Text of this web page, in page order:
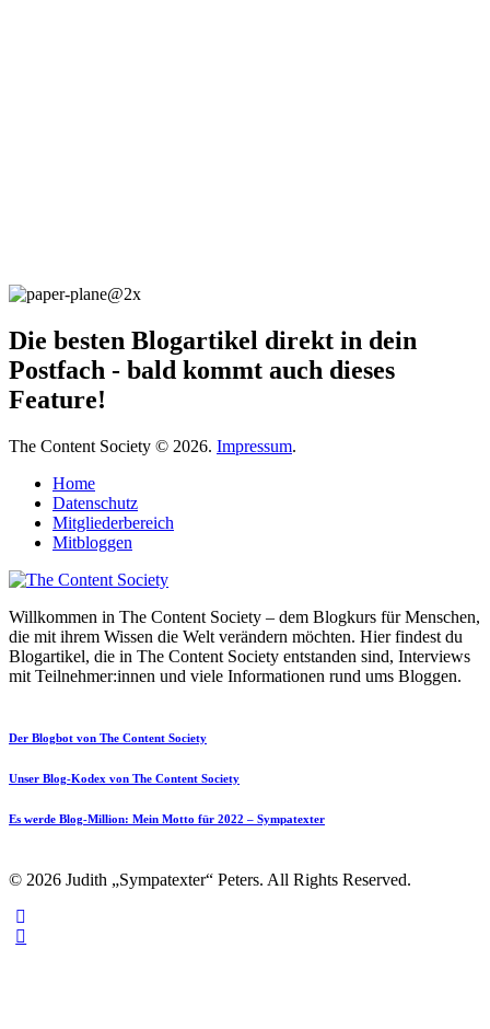
Die besten Blogartikel direkt in dein
Postfach - bald kommt auch dieses
Feature!
The Content Society © 2026. Impressum.
Home
Datenschutz
Mitgliederbereich
Mitbloggen
Willkommen in The Content Society – dem Blogkurs für Menschen,
die mit ihrem Wissen die Welt verändern möchten. Hier findest du
Blogartikel, die in The Content Society entstanden sind, Interviews
mit Teilnehmer:innen und viele Informationen rund ums Bloggen.
Der Blogbot von The Content Society
Unser Blog-Kodex von The Content Society
Es werde Blog-Million: Mein Motto für 2022 – Sympatexter
© 2026 Judith „Sympatexter“ Peters. All Rights Reserved.